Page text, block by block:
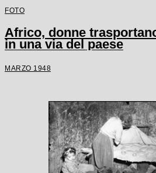
FOTO
Africo, donne
in una via del paese
MARZO 1948